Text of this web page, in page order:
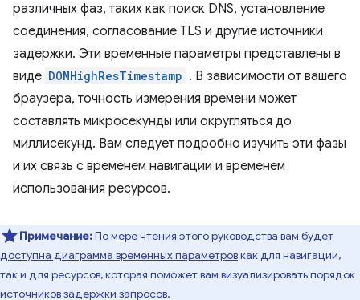
различных фаз, таких как поиск DNS, установление
соединения, согласование TLS и другие источники
задержки. Эти временные параметры представлены в
виде DOMHighResTimestamp . В зависимости от вашего
браузера, точность измерения времени может
составлять микросекунды или округляться до
миллисекунд. Вам следует подробно изучить эти фазы
и их связь с временем навигации и временем
использования ресурсов.
Примечание:По мере чтения этого руководства вам будет
доступна диаграмма временных параметровкак для навигации,
так и для ресурсов, которая поможет вам визуализировать порядок
источников задержки запросов.